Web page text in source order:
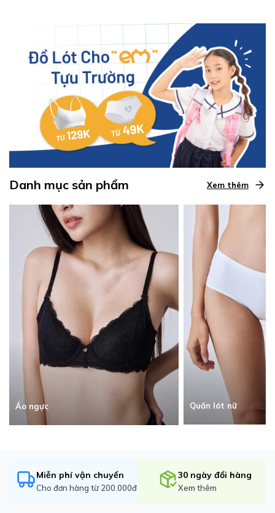
Danh mục sản phẩm Xem thêm
Áo ngực Quần lót nữ
Miễn phí vận chuyển
Cho đơn hàng từ 200.000đ
30 ngày đổi hàng
Xem thêm